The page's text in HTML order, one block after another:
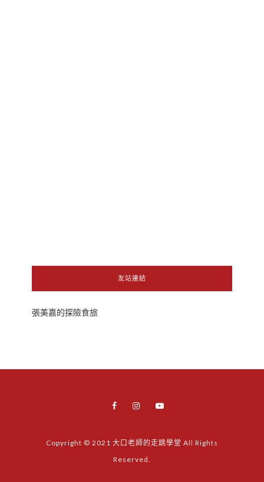
友站連結
張美嘉的探險食旅
Copyright © 2021 大口老師的走跳學堂 All Rights
Reserved.